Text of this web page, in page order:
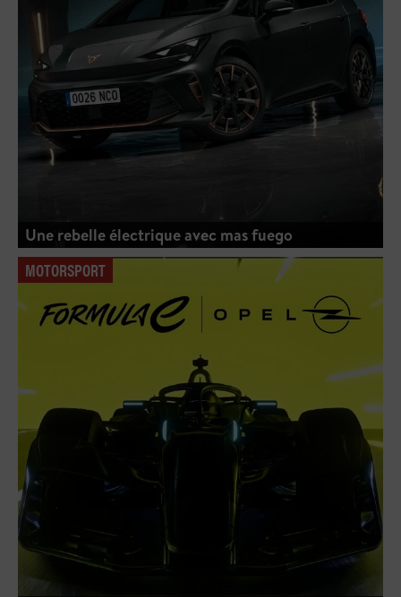
Une rebelle électrique avec mas fuego
MOTORSPORT